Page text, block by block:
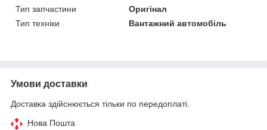
Тип запчастини
Оригінал
Тип техніки
Вантажний автомобіль
Умови доставки
Доставка здійснюється тільки по передоплаті.
Нова Пошта